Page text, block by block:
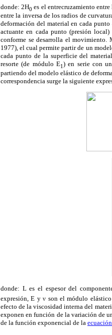
donde: 2H0 es el entrecruzamiento
entre la inversa de los radios de
deformación del material en cada
actuante en cada punto (presión
conforme se desarrolla el movimiento.
1977), el cual permite partir de un
cada punto de la superficie del
resorte (de módulo E1) en serie con
partiendo del modelo elástico de
correspondencia surge la siguiente
donde: L es el espesor del
expresión, E y ν son el módulo
efecto de la viscosidad interna del
exponen en función de la variación de
de la función exponencial de la